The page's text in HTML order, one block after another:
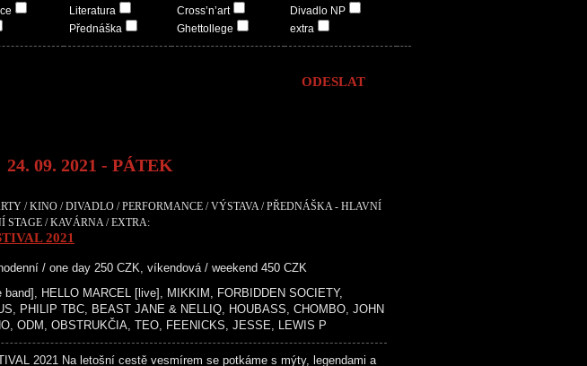
Literatura
Přednáška
Cross’n’art
Ghettollege
Divadlo NP
extra
24. 09. 2021 - PÁTEK
/ KINO / DIVADLO / PERFORMANCE / VÝSTAVA / PŘEDNÁŠKA - HLAVNÍ
STAGE / KAVÁRNA / EXTRA:
2021
/ one day 250 CZK, víkendová / weekend 450 CZK
band], HELLO MARCEL [live], MIKKIM, FORBIDDEN SOCIETY,
PHILIP TBC, BEAST JANE & NELLIQ, HOUBASS, CHOMBO, JOHN
ODM, OBSTRUKČIA, TEO, FEENICKS, JESSE, LEWIS P
2021 Na letošní cestě vesmírem se potkáme s mýty, legendami a